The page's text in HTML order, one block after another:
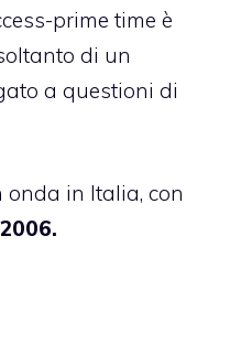
prime time è
di un
a questioni di
onda in Italia, con
2006.